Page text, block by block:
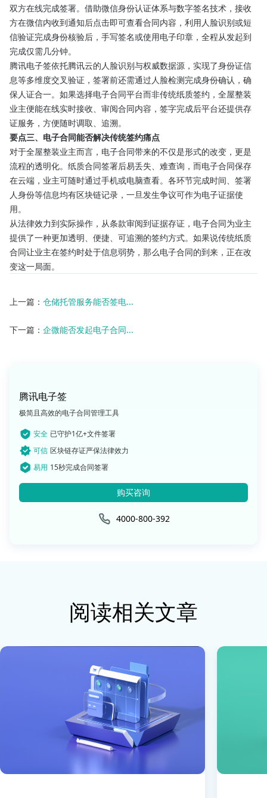
双方在线完成签署。借助微信身份认证体系与数字签名技术，接收
方在微信内收到通知后点击即可查看合同内容，利用人脸识别或短
信验证完成身份核验后，手写签名或使用电子印章，全程从发起到
完成仅需几分钟。
腾讯电子签依托腾讯云的人脸识别与权威数据源，实现了身份证信
息等多维度交叉验证，签署前还需通过人脸检测完成身份确认，确
保人证合一。如果选择电子合同平台而非传统纸质签约，全屋整装
业主便能在线实时接收、审阅合同内容，签字完成后平台还提供存
证服务，方便随时调取、追溯。
要点三、电子合同能否解决传统签约痛点
对于全屋整装业主而言，电子合同带来的不仅是形式的改变，更是
流程的透明化。纸质合同签署后易丢失、难查询，而电子合同保存
在云端，业主可随时通过手机或电脑查看。各环节完成时间、签署
人身份等信息均有区块链记录，一旦发生争议可作为电子证据使
用。
从法律效力到实际操作，从条款审阅到证据存证，电子合同为业主
提供了一种更加透明、便捷、可追溯的签约方式。如果说传统纸质
合同让业主在签约时处于信息弱势，那么电子合同的到来，正在改
变这一局面。
上一篇： 仓储托管服务能否签电...
下一篇： 企微能否发起电子合同...
腾讯电子签
极简且高效的电子合同管理工具
安全 已守护1亿+文件签署
可信 区块链存证严保法律效力
易用 15秒完成合同签署
购买咨询
4000-800-392
阅读相关文章